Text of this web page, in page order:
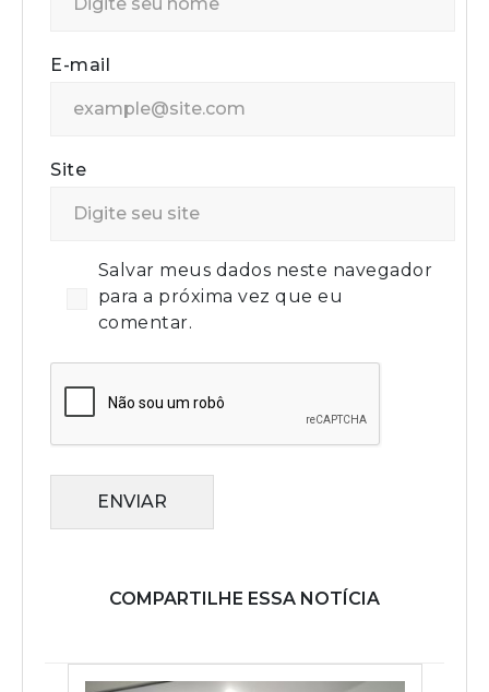
E-mail
Site
Salvar meus dados neste navegador
para a próxima vez que eu
comentar.
ENVIAR
COMPARTILHE ESSA NOTÍCIA